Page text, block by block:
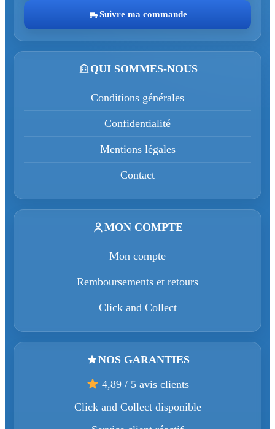
Suivre ma commande
QUI SOMMES-NOUS
Conditions générales
Confidentialité
Mentions légales
Contact
MON COMPTE
Mon compte
Remboursements et retours
Click and Collect
NOS GARANTIES
4,89 / 5 avis clients
Click and Collect disponible